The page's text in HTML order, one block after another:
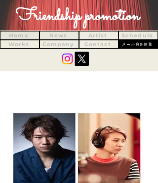
Friendship promotion
Home Artist
Schedule
Works
Contact
Company
News
メール会員募集